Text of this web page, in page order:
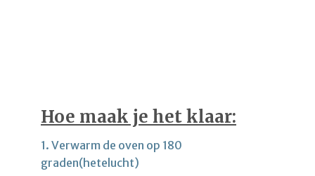
Hoe maak je het klaar:
1. Verwarm de oven op 180
graden(hetelucht)